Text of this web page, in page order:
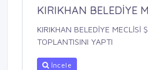
KIRIKHAN BELEDİYE
KIRIKHAN BELEDİYE MECLİSİ
TOPLANTISINI YAPTI
İncele